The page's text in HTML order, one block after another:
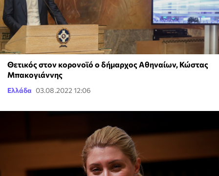
Θετικός στον κορονοϊό ο δήμαρχος Αθηναίων, Κώστας
Μπακογιάννης
Ελλάδα 03.08.2022 12:06